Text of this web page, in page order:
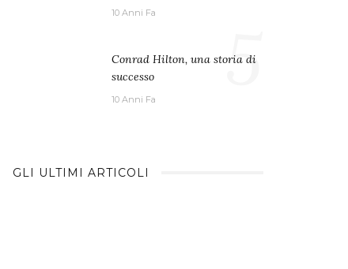
10 Anni Fa
Conrad Hilton, una storia di
successo
10 Anni Fa 5
GLI ULTIMI ARTICOLI